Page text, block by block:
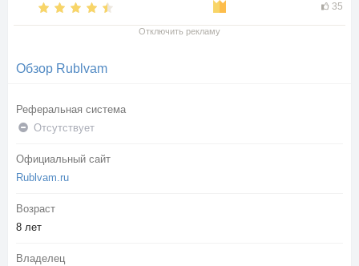
35
Отключить рекламу
Обзор Rublvam
Реферальная система
Отсутствует
Официальный сайт
Rublvam.ru
Возраст
8 лет
Владелец